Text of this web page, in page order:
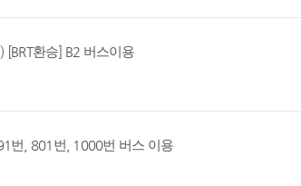
[BRT환승] B2 버스이용
번, 801번, 1000번 버스 이용